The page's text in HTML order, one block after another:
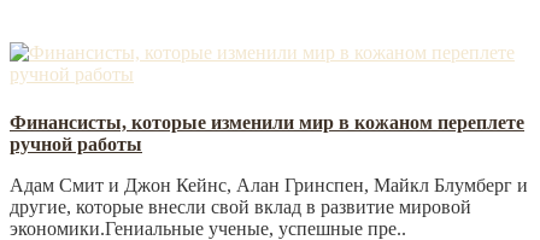
Финансисты, которые изменили мир в кожаном переплете
ручной работы
Адам Смит и Джон Кейнс, Алан Гринспен, Майкл Блумберг и
другие, которые внесли свой вклад в развитие мировой
экономики.Гениальные ученые, успешные пре..